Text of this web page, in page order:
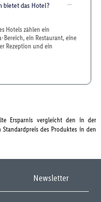
bietet das Hotel?
Hotels zählen ein
Bereich, ein Restaurant, eine
Rezeption und ein
Ersparnis vergleicht den in der
des Produktes in den
Newsletter